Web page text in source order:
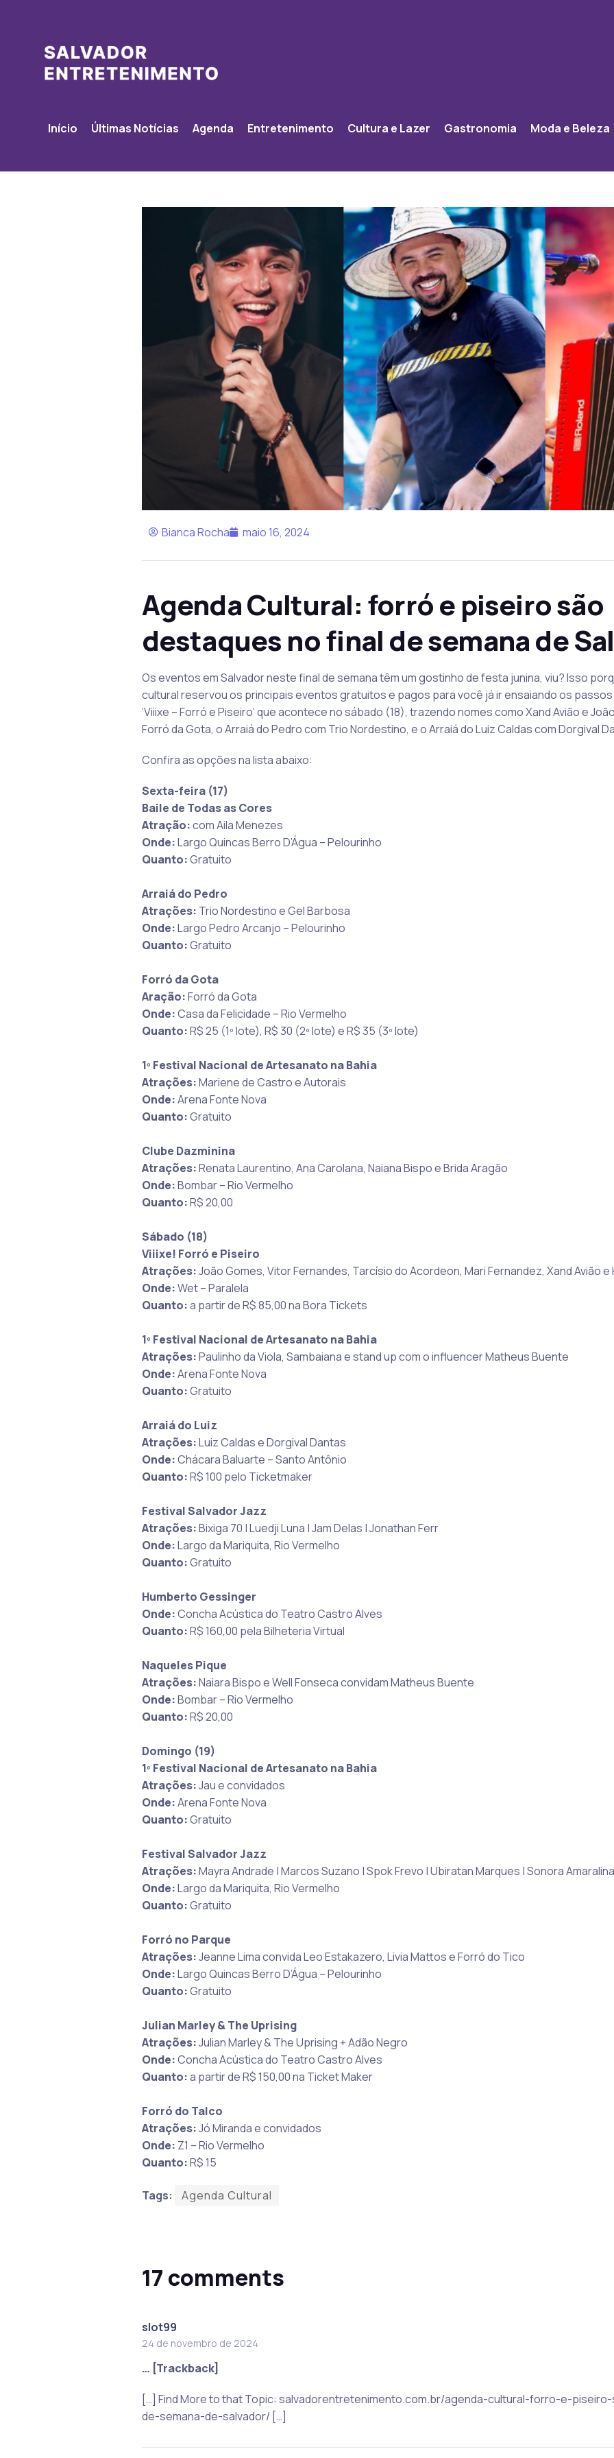
Início Últimas Notícias Agenda Entretenimento Cultura e Lazer Gastronomia Moda e Beleza
Bianca Rocha maio 16, 2024
Agenda Cultural: forró e piseiro são
destaques no final de semana de
Os eventos em Salvador neste final de semana têm um gostinho de festa junina, viu? Isso
cultural reservou os principais eventos gratuitos e pagos para você já ir ensaiando os
‘Viiixe – Forró e Piseiro’ que acontece no sábado (18), trazendo nomes como Xand Avião e
Forró da Gota, o Arraiá do Pedro com Trio Nordestino, e o Arraiá do Luiz Caldas com Dorgival
Confira as opções na lista abaixo:
Sexta-feira (17)
Baile de Todas as Cores
Atração:com Aila Menezes
Onde:Largo Quincas Berro D’Água – Pelourinho
Quanto:Gratuito
Arraiá do Pedro
Atrações: Trio Nordestino e Gel Barbosa
Onde:Largo Pedro Arcanjo – Pelourinho
Quanto:Gratuito
Forró da Gota
Aração:Forró da Gota
Onde:Casa da Felicidade – Rio Vermelho
Quanto:R$ 25 (1º lote), R$ 30 (2º lote) e R$ 35 (3º lote)
1º Festival Nacional de Artesanato na Bahia
Atrações:Mariene de Castro e Autorais
Onde:Arena Fonte Nova
Quanto:Gratuito
Clube Dazminina
Atrações:Renata Laurentino, Ana Carolana, Naiana Bispo e Brida Aragão
Onde:Bombar – Rio Vermelho
Quanto:R$ 20,00
Sábado (18)
Viiixe! Forró e Piseiro
Atrações:João Gomes, Vitor Fernandes, Tarcísio do Acordeon, Mari Fernandez, Xand Avião e
Onde:Wet – Paralela
Quanto:a partir de R$ 85,00 na Bora Tickets
1º Festival Nacional de Artesanato na Bahia
Atrações:Paulinho da Viola, Sambaiana e stand up com o influencer Matheus Buente
Onde:Arena Fonte Nova
Quanto:Gratuito
Arraiá do Luiz
Atrações:Luiz Caldas e Dorgival Dantas
Onde:Chácara Baluarte – Santo Antônio
Quanto:R$ 100 pelo Ticketmaker
Festival Salvador Jazz
Atrações:Bixiga 70 | Luedji Luna | Jam Delas | Jonathan Ferr
Onde:Largo da Mariquita, Rio Vermelho
Quanto:Gratuito
Humberto Gessinger
Onde:Concha Acústica do Teatro Castro Alves
Quanto:R$ 160,00 pela Bilheteria Virtual
Naqueles Pique
Atrações:Naiara Bispo e Well Fonseca convidam Matheus Buente
Onde:Bombar – Rio Vermelho
Quanto:R$ 20,00
Domingo (19)
1º Festival Nacional de Artesanato na Bahia
Atrações:Jau e convidados
Onde:Arena Fonte Nova
Quanto:Gratuito
Festival Salvador Jazz
Atrações:Mayra Andrade | Marcos Suzano | Spok Frevo | Ubiratan Marques | Sonora Amaralina
Onde:Largo da Mariquita, Rio Vermelho
Quanto:Gratuito
Forró no Parque
Atrações:Jeanne Lima convida Leo Estakazero, Livia Mattos e Forró do Tico
Onde:Largo Quincas Berro D’Água – Pelourinho
Quanto:Gratuito
Julian Marley & The Uprising
Atrações:Julian Marley & The Uprising + Adão Negro
Onde:Concha Acústica do Teatro Castro Alves
Quanto:a partir de R$ 150,00 na Ticket Maker
Forró do Talco
Atrações:Jó Miranda e convidados
Onde: Z1 – Rio Vermelho
Quanto:R$ 15
Tags: Agenda Cultural
17 comments
slot99
24 de novembro de 2024
… [Trackback]
[…] Find More to that Topic: salvadorentretenimento.com.br/agenda-cultural-forro-e-
de-semana-de-salvador/ […]